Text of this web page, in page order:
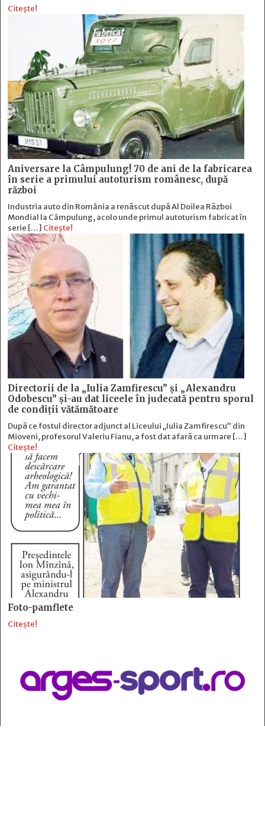
Citește!
Aniversare la Câmpulung! 70 de ani de la fabricarea
în serie a primului autoturism românesc, după
război
Industria auto din România a renăscut după Al Doilea Război
Mondial la Câmpulung, acolo unde primul autoturism fabricat în
serie […] Citește!
Directorii de la „Iulia Zamfirescu” și „Alexandru
Odobescu” și-au dat liceele în judecată pentru sporul
de condiții vătămătoare
După ce fostul director adjunct al Liceului „Iulia Zamfirescu” din
Mioveni, profesorul Valeriu Fianu, a fost dat afară ca urmare […]
Citește!
Foto-pamflete
Citește!